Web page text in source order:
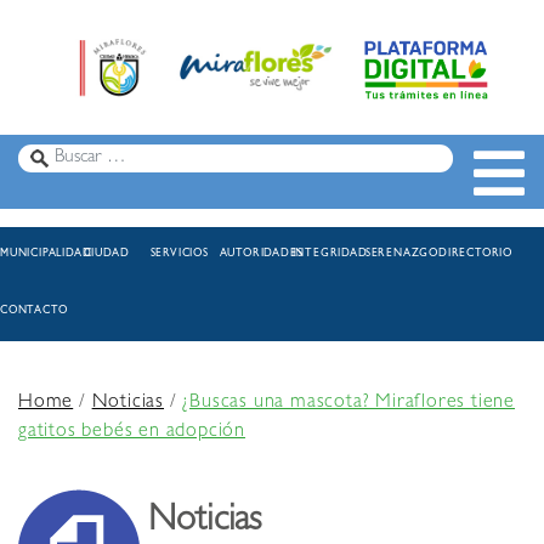
MUNICIPALIDADCIUDAD SERVICIOS AUTORIDADESINTEGRIDADSERENAZGODIRECTORIO
CONTACTO
Home/Noticias /¿Buscas una mascota? Miraflores tiene
gatitos bebés en adopción
Noticias